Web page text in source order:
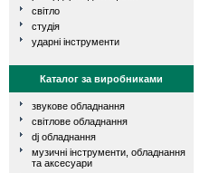
світло
студія
ударні інструменти
Каталог за виробниками
звукове обладнання
світлове обладнання
dj обладнання
музичні інструменти, обладнання
та аксесуари